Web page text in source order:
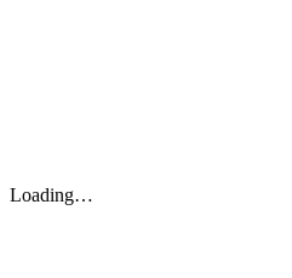
Loading…